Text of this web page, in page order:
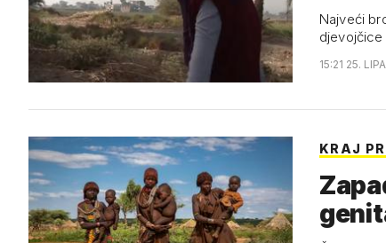
Najveći
djevojčice
15:21 25.
KRAJ